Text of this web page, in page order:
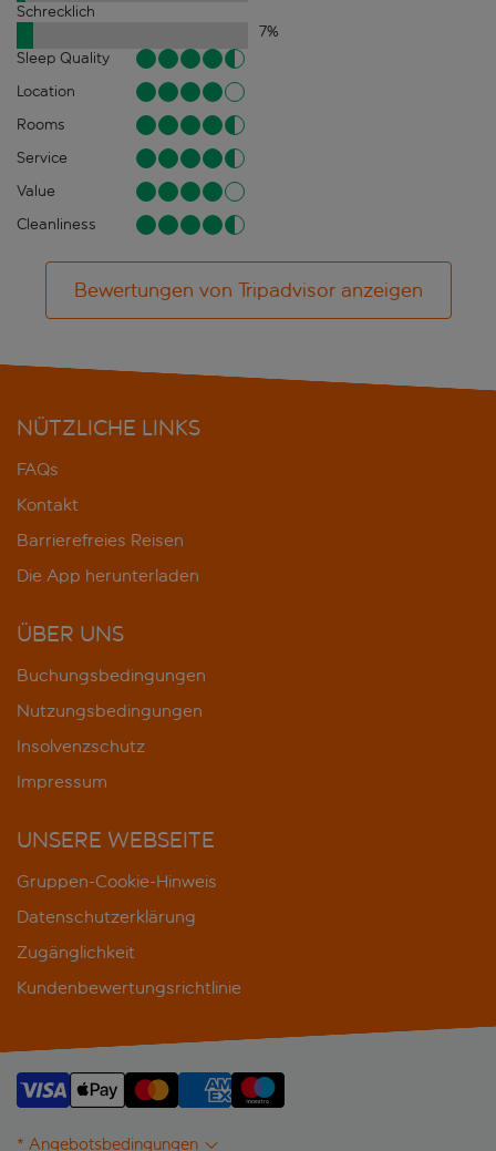
Schrecklich
7%
Sleep Quality
Location
Rooms
Service
Value
Cleanliness
Bewertungen von Tripadvisor anzeigen
NÜTZLICHE LINKS
FAQs
Kontakt
Barrierefreies Reisen
Die App herunterladen
ÜBER UNS
Buchungsbedingungen
Nutzungsbedingungen
Insolvenzschutz
Impressum
UNSERE WEBSEITE
Gruppen-Cookie-Hinweis
Datenschutzerklärung
Zugänglichkeit
Kundenbewertungsrichtlinie
* Angebotsbedingungen